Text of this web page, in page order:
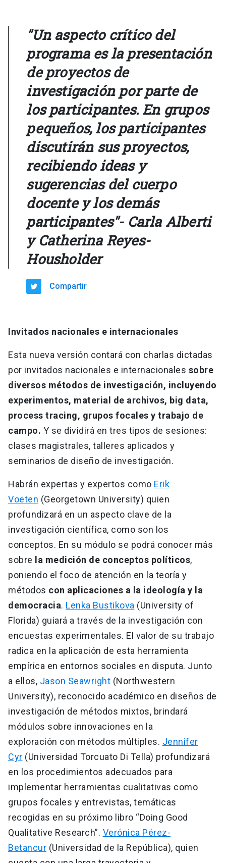
"Un aspecto crítico del
programa es la presentación
de proyectos de
investigación por parte de
los participantes. En grupos
pequeños, los participantes
discutirán sus proyectos,
recibiendo ideas y
sugerencias del cuerpo
docente y los demás
participantes"- Carla Alberti
y Catherina Reyes-
Housholder
Compartir
Invitados nacionales e internacionales
Esta nueva versión contará con charlas dictadas
por invitados nacionales e internacionales sobre
diversos métodos de investigación, incluyendo
experimentos, material de archivos, big data,
process tracing, grupos focales y trabajo de
campo. Y se dividirá en tres tipos de sesiones:
clases magistrales, talleres aplicados y
seminarios de diseño de investigación.
Habrán expertas y expertos como Erik
Voeten (Georgetown University) quien
profundizará en un aspecto clave de la
investigación científica, como son los
conceptos. En su módulo se podrá conocer más
sobre
la medición de conceptos políticos,
poniendo el foco de atención en la teoría y
métodos con aplicaciones a la ideología y la
democracia. Lenka Bustikova (University of
Florida) guiará a través de la investigación con
encuestas experimentales. El valor de su trabajo
radica en la aplicación de esta herramienta
empírica en entornos sociales en disputa. Junto
a ellos, Jason Seawright (Northwestern
University), reconocido académico en diseños de
investigación de métodos mixtos, brindará
módulos sobre innovaciones en la
exploración con métodos múltiples. Jennifer
Cyr (Universidad Torcuato Di Tella) profundizará
en los procedimientos adecuados para
implementar herramientas cualitativas como
grupos focales y entrevistas, temáticas
recogidas en su próximo libro “Doing Good
Qualitative Research”. Verónica Pérez-
Betancur (Universidad de la República), quien